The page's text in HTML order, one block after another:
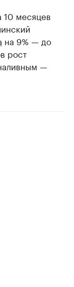
10 месяцев
на 9% — до
рост
—